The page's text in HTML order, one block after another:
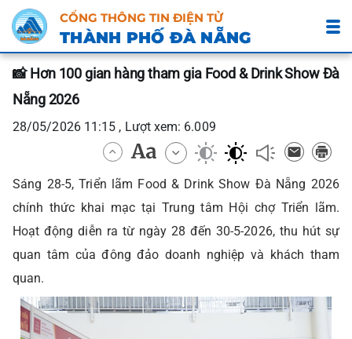
CỔNG THÔNG TIN ĐIỆN TỬ
THÀNH PHỐ ĐÀ NẴNG
📸 Hơn 100 gian hàng tham gia Food & Drink Show Đà
Nẵng 2026
28/05/2026 11:15 , Lượt xem: 6.009
Sáng 28-5, Triển lãm Food & Drink Show Đà Nẵng 2026
chính thức khai mạc tại Trung tâm Hội chợ Triển lãm.
Hoạt động diễn ra từ ngày 28 đến 30-5-2026, thu hút sự
quan tâm của đông đảo doanh nghiệp và khách tham
quan.